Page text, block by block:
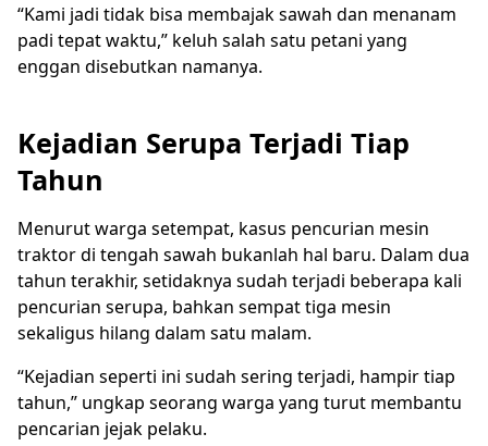
“Kami jadi tidak bisa membajak sawah dan menanam
padi tepat waktu,” keluh salah satu petani yang
enggan disebutkan namanya.
Kejadian Serupa Terjadi Tiap
Tahun
Menurut warga setempat, kasus pencurian mesin
traktor di tengah sawah bukanlah hal baru. Dalam dua
tahun terakhir, setidaknya sudah terjadi beberapa kali
pencurian serupa, bahkan sempat tiga mesin
sekaligus hilang dalam satu malam.
“Kejadian seperti ini sudah sering terjadi, hampir tiap
tahun,” ungkap seorang warga yang turut membantu
pencarian jejak pelaku.